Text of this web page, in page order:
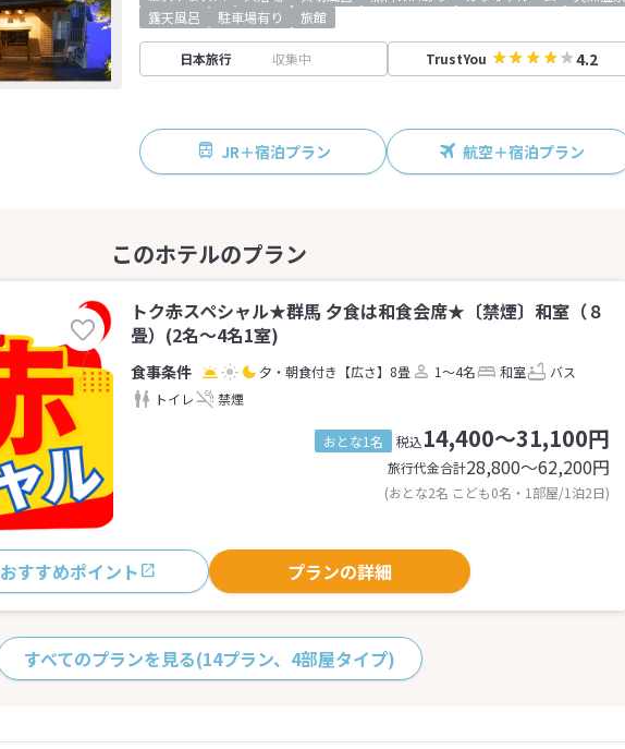
露天風呂
駐車場有り 旅館
日本旅行 収集中 TrustYou 4.2
JR＋宿泊プラン 航空＋宿泊プラン
トク赤スペシャル★群馬 夕食は和食会席★〔禁煙〕和室（８
畳）(2名～4名1室)
夕・朝食付き 【広さ】8畳 1～4名 和室
バス
トイレ
禁煙
おとな1名 税込14,400～31,100円
旅行代金合計28,800〜62,200円
(おとな2名 こども0名・1部屋/1泊2日)
おすすめポイント プランの詳細
すべてのプランを見る(14プラン、4部屋タイプ)